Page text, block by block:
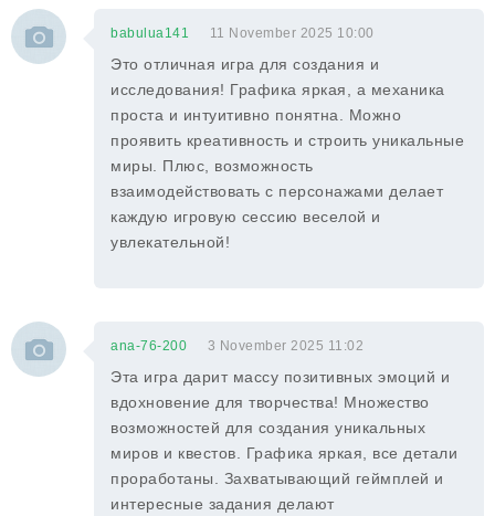
babulua141 11 November 2025 10:00
Это отличная игра для создания и
исследования! Графика яркая, а механика
проста и интуитивно понятна. Можно
проявить креативность и строить уникальные
миры. Плюс, возможность
взаимодействовать с персонажами делает
каждую игровую сессию веселой и
увлекательной!
ana-76-200 3 November 2025 11:02
Эта игра дарит массу позитивных эмоций и
вдохновение для творчества! Множество
возможностей для создания уникальных
миров и квестов. Графика яркая, все детали
проработаны. Захватывающий геймплей и
интересные задания делают